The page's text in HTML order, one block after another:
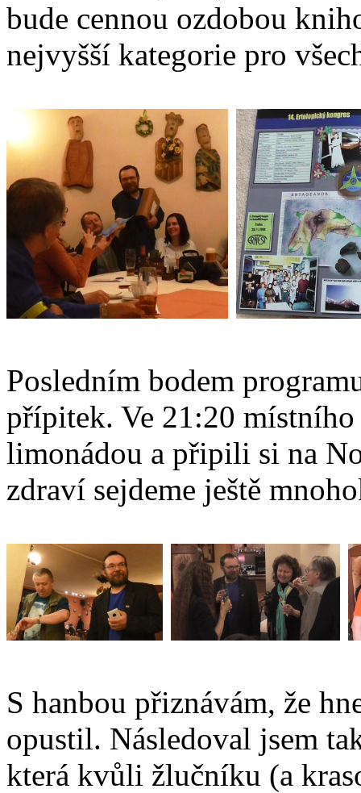
bude cennou ozdobou
nejvyšší kategorie pro
Posledním bodem
přípitek. Ve 21:20 místního
limonádou a připili si na
zdraví sejdeme ještě
S hanbou přiznávám, že
opustil. Následoval jsem
která kvůli žlučníku (a